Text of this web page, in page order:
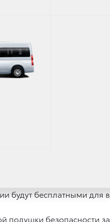
тем, что на
уменьшения
с деградированным
будут бесплатными для
подушки